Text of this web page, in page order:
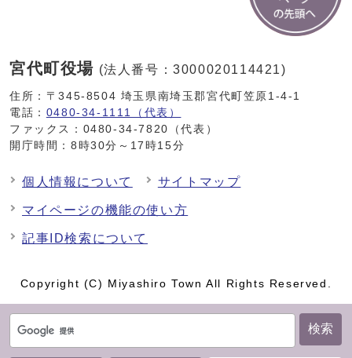
検索
宮代町役場 (法人番号：3000020114421)
住所：〒345-8504 埼玉県南埼玉郡宮代町笠原1-4-1
電話： 0480-34-1111（代表）
ファックス：0480-34-7820（代表）
開庁時間：8時30分～17時15分
個人情報について サイトマップ
マイページの機能の使い方
記事ID検索について
Copyright (C) Miyashiro Town All Rights Reserved.